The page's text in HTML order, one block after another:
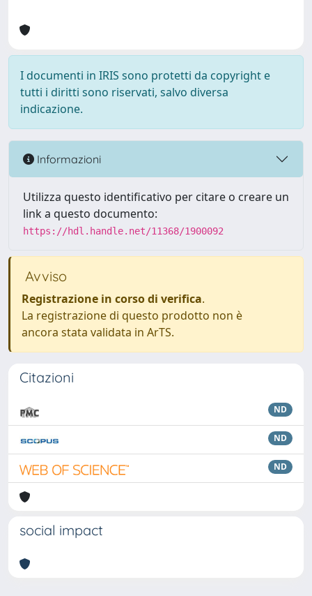
I documenti in IRIS sono protetti da copyright e
tutti i diritti sono riservati, salvo diversa
indicazione.
Informazioni
Utilizza questo identificativo per citare o creare un
link a questo documento:
https://hdl.handle.net/11368/1900092
Avviso
Registrazione in corso di verifica.
La registrazione di questo prodotto non è
ancora stata validata in ArTS.
Citazioni
ND
ND
ND
social impact